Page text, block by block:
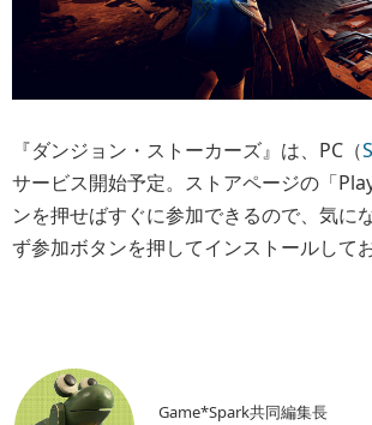
『ダンジョン・ストーカーズ』は、PC（
サービス開始予定。ストアページの「
ンを押せばすぐに参加できるので、気に
ず参加ボタンを押してインストールして
Game*Spark共同編集長